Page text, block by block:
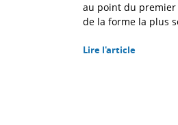
au point du
de la forme la plus
Lire l'article